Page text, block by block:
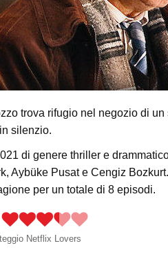
trova rifugio nel negozio di
silenzio.
di genere thriller e
Aybüke Pusat e Cengiz
per un totale di 8 episodi.
Netflix Lovers